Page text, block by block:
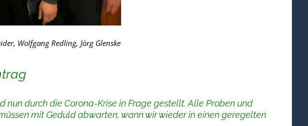
Wolfgang Redling, Jörg Glenske
durch die Corona-Krise in Frage gestellt. Alle Proben und
mit Geduld abwarten, wann wir wieder in einen geregelten